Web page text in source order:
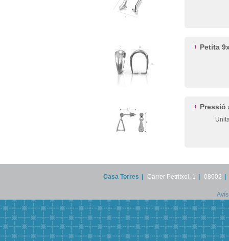
Petita
Pressió
Casa Torres Carrer Petritxol, 1 08002